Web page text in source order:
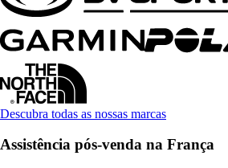
Descubra todas as nossas marcas
Assistência pós-venda na França